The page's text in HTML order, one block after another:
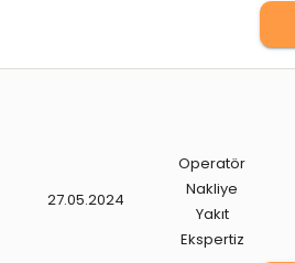
27.05.2024
Operatör
Nakliye
Yakıt
Ekspertiz